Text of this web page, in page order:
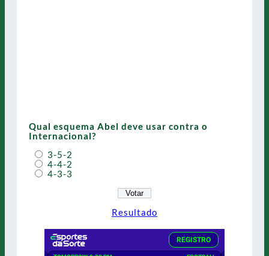
Qual esquema Abel deve usar contra o
Internacional?
3-5-2
4-4-2
4-3-3
Resultado